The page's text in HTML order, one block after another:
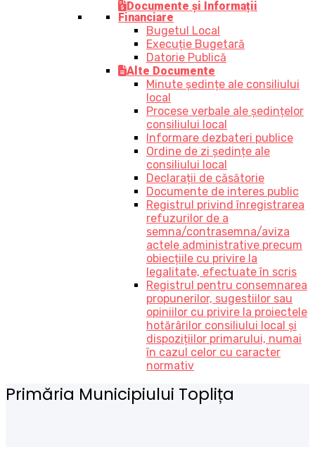
Documente și Informații
Financiare
Bugetul Local
Execuție Bugetară
Datorie Publică
Alte Documente
Minute ședințe ale consiliului
local
Procese verbale ale ședințelor
consiliului local
Informare dezbateri publice
Ordine de zi ședințe ale
consiliului local
Declarații de căsătorie
Documente de interes public
Registrul privind înregistrarea
refuzurilor de a
semna/contrasemna/aviza
actele administrative precum
obiecțiile cu privire la
legalitate, efectuate în scris
Registrul pentru consemnarea
propunerilor, sugestiilor sau
opiniilor cu privire la proiectele
hotărârilor consiliului local și
dispozițiilor primarului, numai
în cazul celor cu caracter
normativ
Primăria Municipiului Toplița